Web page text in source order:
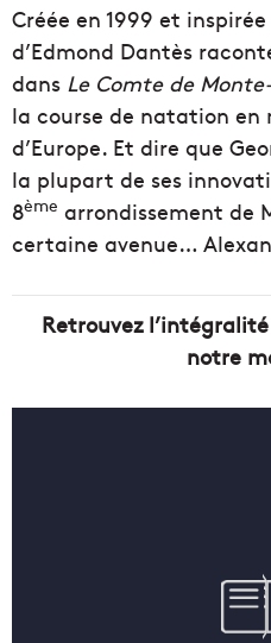
Créée en 1999 et
d’Edmond Dantès
dans Le Comte de
la course de natation
d’Europe. Et dire que
la plupart de ses
8ème arrondissement de
certaine avenue…
Retrouvez
notre